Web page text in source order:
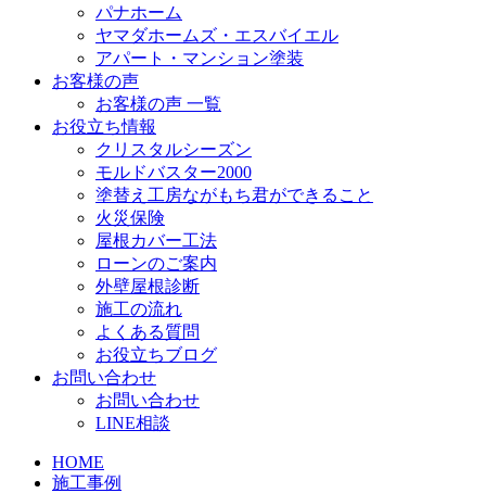
パナホーム
ヤマダホームズ・エスバイエル
アパート・マンション塗装
お客様の声
お客様の声 一覧
お役立ち情報
クリスタルシーズン
モルドバスター2000
塗替え工房ながもち君ができること
火災保険
屋根カバー工法
ローンのご案内
外壁屋根診断
施工の流れ
よくある質問
お役立ちブログ
お問い合わせ
お問い合わせ
LINE相談
HOME
施工事例